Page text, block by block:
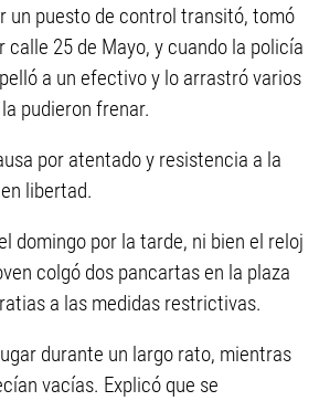
un puesto de control transitó, tomó
calle 25 de Mayo, y cuando la policía
a un efectivo y lo arrastró varios
pudieron frenar.
por atentado y resistencia a la
libertad.
domingo por la tarde, ni bien el reloj
colgó dos pancartas en la plaza
a las medidas restrictivas.
durante un largo rato, mientras
vacías. Explicó que se